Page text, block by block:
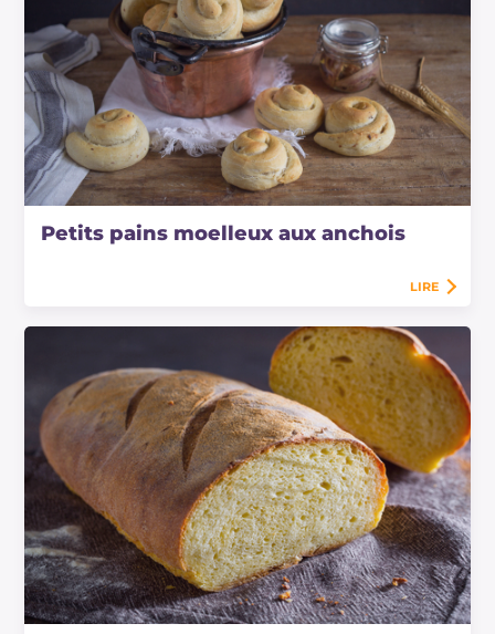
Petits pains moelleux aux anchois
LIRE